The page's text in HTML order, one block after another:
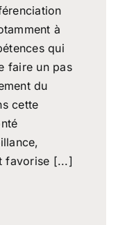
à
qui
faire un pas
du
cette
favorise [...]